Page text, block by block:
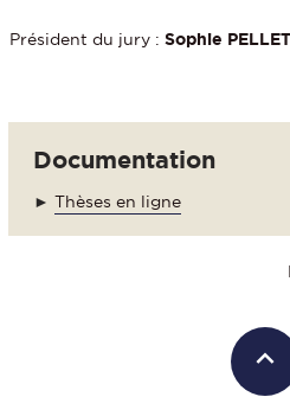
Président du jury :Sophie PELLET
Documentation
► Thèses en ligne